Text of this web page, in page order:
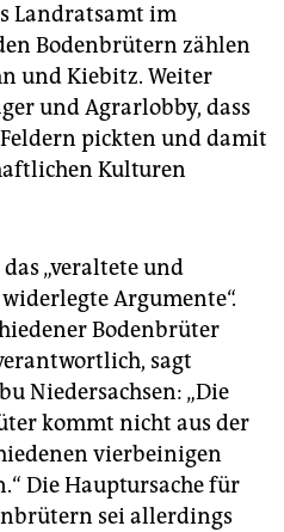
Landrats­amt im
Bodenbrütern zählen
und Kiebitz. Weiter
und Agrarlobby, dass
pickten und damit
Kulturen
„veraltete und
Argumente“.
Bodenbrüter
sagt
Niedersachsen: „Die
kommt nicht aus der
vierbeinigen
Die Hauptursache für
sei allerdings